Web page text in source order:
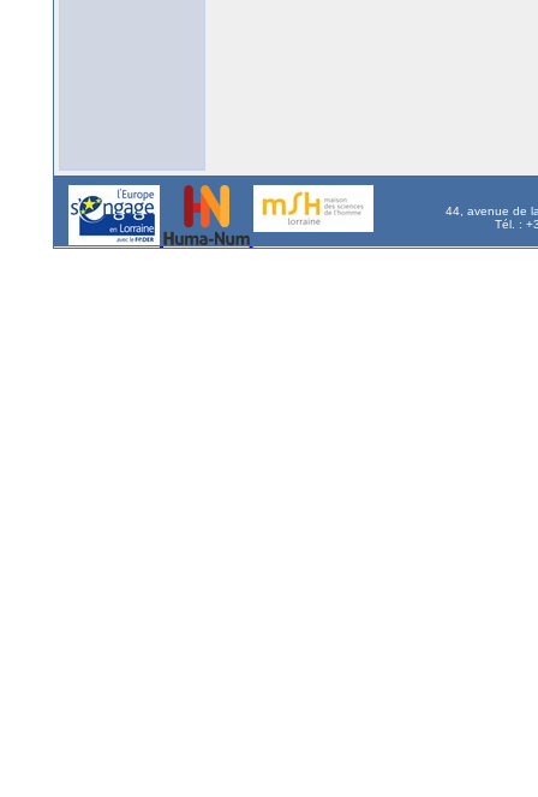
44, avenue de
Tél. :